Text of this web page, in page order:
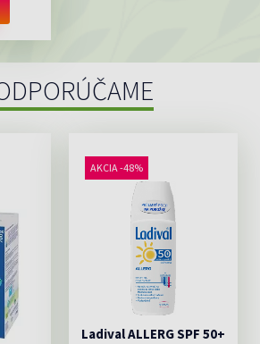
AKCIA -48%
Ladival ALLERG SPF 50+